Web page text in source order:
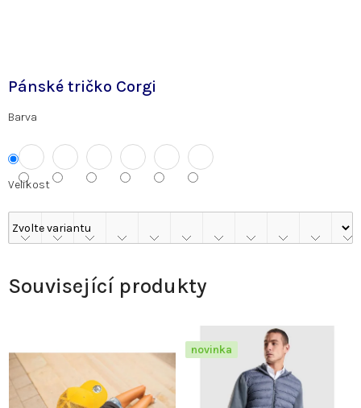
Pánské tričko Corgi
Barva
Velikost
Související produkty
novinka